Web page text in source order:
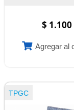
$ 1.100
Agregar al
TPGC